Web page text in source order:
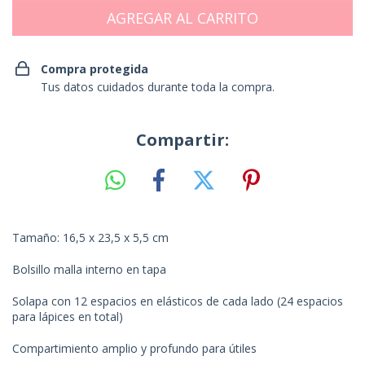
Compra protegida
Tus datos cuidados durante toda la compra.
Compartir:
Tamaño: 16,5 x 23,5 x 5,5 cm
Bolsillo malla interno en tapa
Solapa con 12 espacios en elásticos de cada lado (24 espacios
para lápices en total)
Compartimiento amplio y profundo para útiles